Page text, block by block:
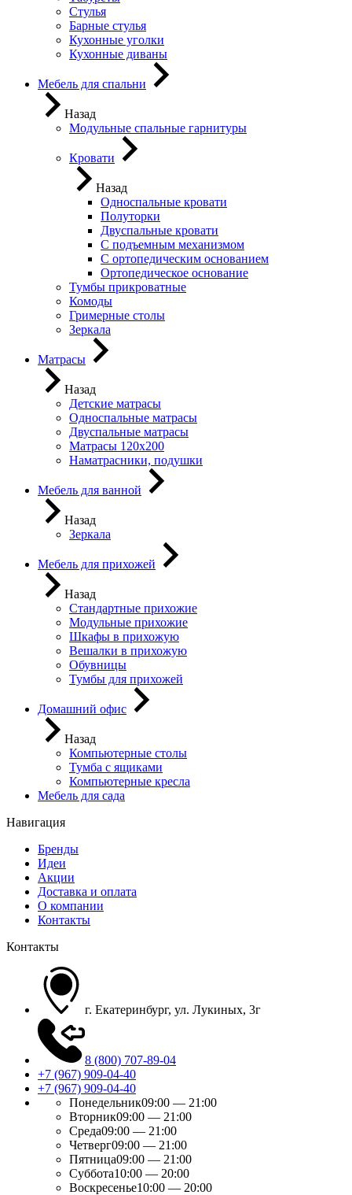
Стулья
Барные стулья
Кухонные уголки
Кухонные диваны
Мебель для спальни
Назад
Модульные спальные гарнитуры
Кровати
Назад
Односпальные кровати
Полуторки
Двуспальные кровати
С подъемным механизмом
С ортопедическим основанием
Ортопедическое основание
Тумбы прикроватные
Комоды
Гримерные столы
Зеркала
Матрасы
Назад
Детские матрасы
Односпальные матрасы
Двуспальные матрасы
Матрасы 120х200
Наматрасники, подушки
Мебель для ванной
Назад
Зеркала
Мебель для прихожей
Назад
Стандартные прихожие
Модульные прихожие
Шкафы в прихожую
Вешалки в прихожую
Обувницы
Тумбы для прихожей
Домашний офис
Назад
Компьютерные столы
Тумба с ящиками
Компьютерные кресла
Мебель для сада
Навигация
Бренды
Идеи
Акции
Доставка и оплата
О компании
Контакты
Контакты
г. Екатеринбург, ул. Лукиных, 3г
8 (800) 707-89-04
+7 (967) 909-04-40
+7 (967) 909-04-40
Понедельник09:00 — 21:00
Вторник09:00 — 21:00
Среда09:00 — 21:00
Четверг09:00 — 21:00
Пятница09:00 — 21:00
Суббота10:00 — 20:00
Воскресенье10:00 — 20:00